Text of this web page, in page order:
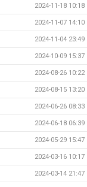
2024-11-18 10:18
2024-11-07 14:10
2024-11-04 23:49
2024-10-09 15:37
2024-08-26 10:22
2024-08-15 13:20
2024-06-26 08:33
2024-06-18 06:39
2024-05-29 15:47
2024-03-16 10:17
2024-03-14 21:47